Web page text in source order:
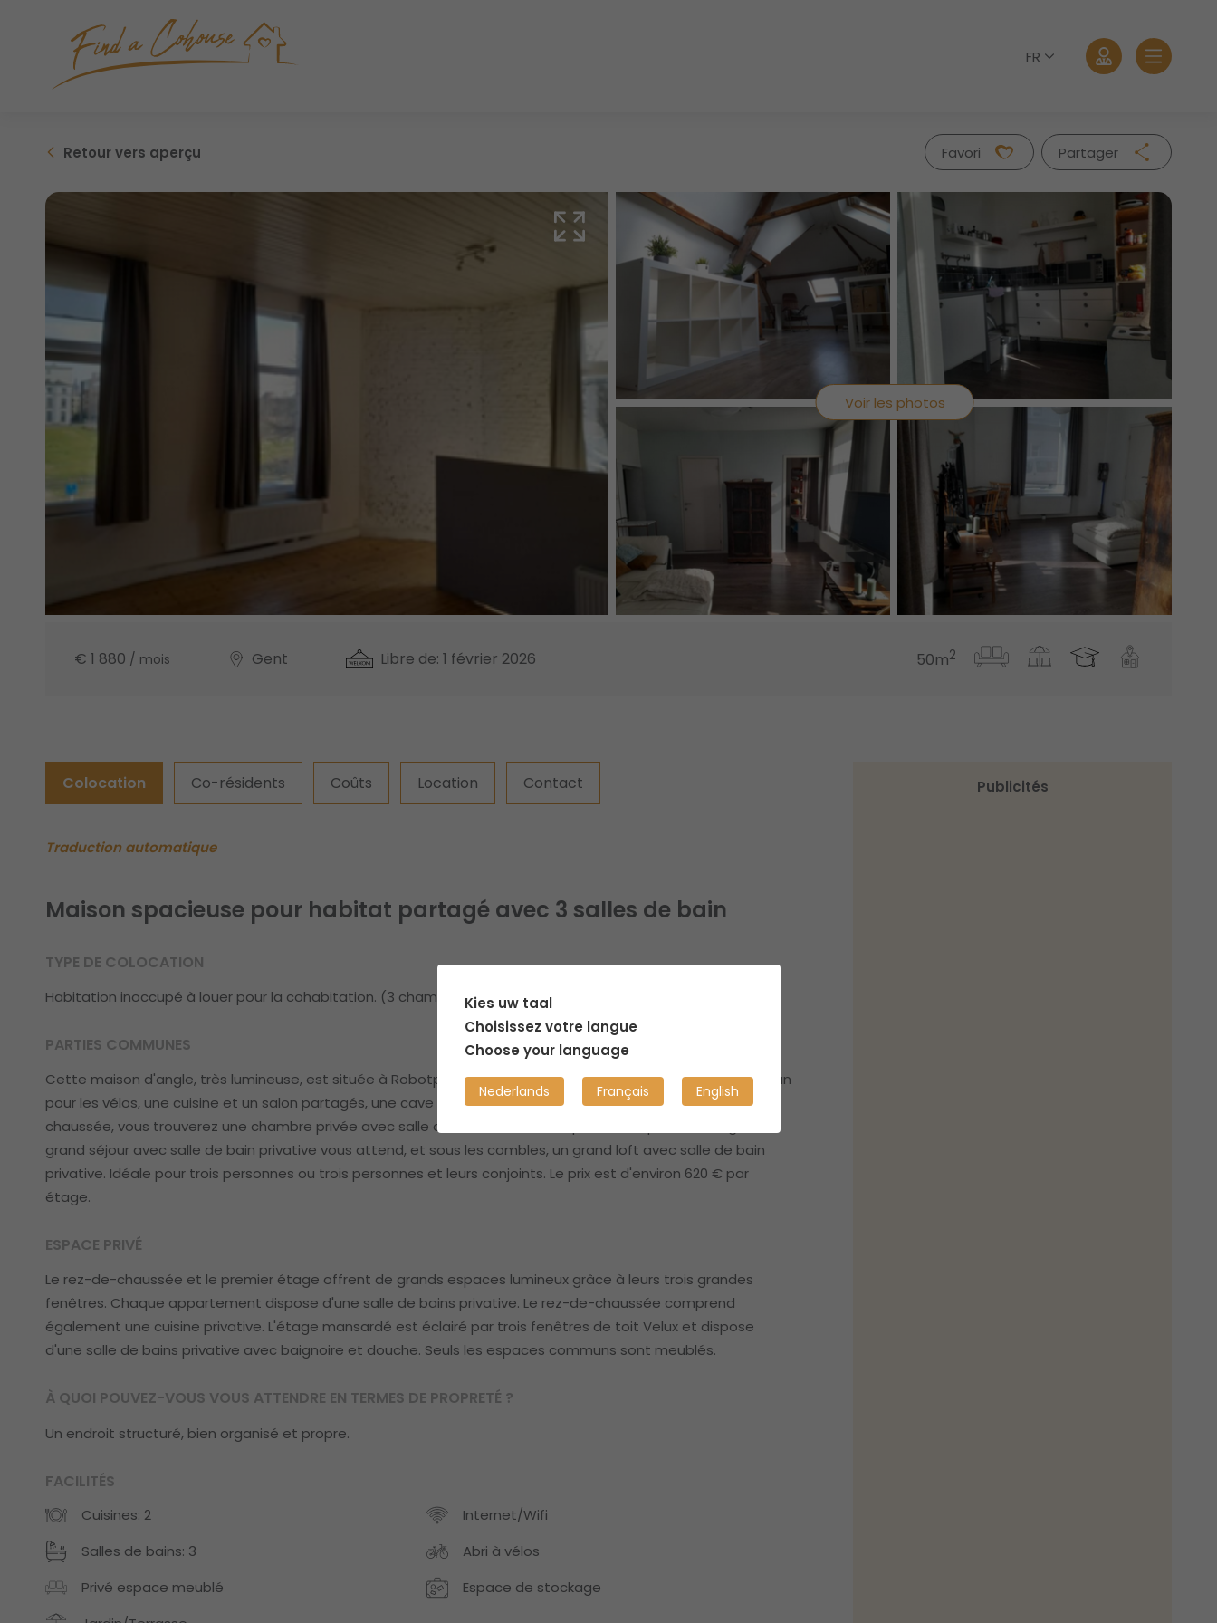
FR
Se connecter
Mot de passe oublié?
Retourvers aperçu Favori
Partager
Facebook
Twitter
Whatsapp
Mail
Voir les photos
€ 1 880 / mois Gent Libre de: 1 février 2026 50m2
Colocation Co-résidents Coûts Location Contact
Traduction automatique
Maison spacieuse pour habitat partagé avec 3 salles de bain
TYPE DE COLOCATION
Habitation inoccupé à louer pour la cohabitation. (3 chambres)
PARTIES COMMUNES
Cette maison d'angle, très lumineuse, est située à Robotpark, à Gand. Elle comprend un hall d'entrée commun
pour les vélos, une cuisine et un salon partagés, une cave et une petite terrasse sur le toit. Au rez-de-
chaussée, vous trouverez une chambre privée avec salle de bain et cuisine séparées. Au premier étage, un
grand séjour avec salle de bain privative vous attend, et sous les combles, un grand loft avec salle de bain
privative. Idéale pour trois personnes ou trois personnes et leurs conjoints. Le prix est d'environ 620 € par
étage.
ESPACE PRIVÉ
Le rez-de-chaussée et le premier étage offrent de grands espaces lumineux grâce à leurs trois grandes
fenêtres. Chaque appartement dispose d'une salle de bains privative. Le rez-de-chaussée comprend
également une cuisine privative. L'étage mansardé est éclairé par trois fenêtres de toit Velux et dispose
d'une salle de bains privative avec baignoire et douche. Seuls les espaces communs sont meublés.
À QUOI POUVEZ-VOUS VOUS ATTENDRE EN TERMES DE PROPRETÉ ?
Un endroit structuré, bien organisé et propre.
FACILITÉS
Cuisines: 2
Salles de bains: 3
Privé espace meublé
Internet/Wifi
Abri à vélos
Espace de stockage
Publicités
Kies uw taal
Choisissez votre langue
Choose your language
Nederlands Français English